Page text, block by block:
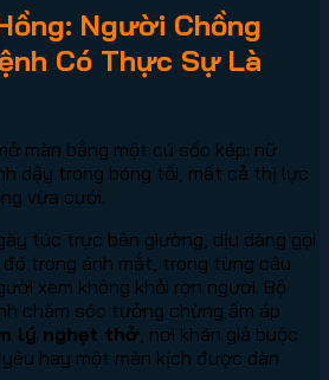
Người Chồng
Có Thực Sự Là
màn bằng một cú sốc kép: nữ
dậy trong bóng tối, mất cả thị lực
vừa cưới.
túc trực bên giường, dịu dàng gọi
trong ánh mắt, trong từng câu
xem không khỏi rợn người. Bộ
chăm sóc tưởng chừng ấm áp
lý nghẹt thở , nơi khán giả buộc
hay một màn kịch được dàn